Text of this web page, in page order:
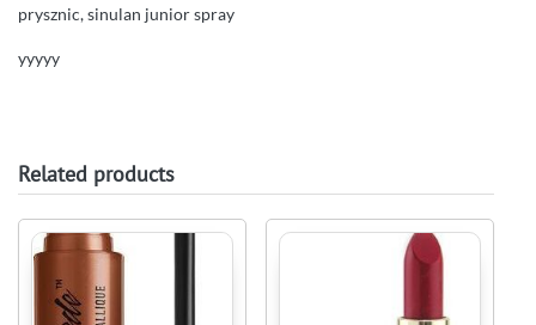
prysznic, sinulan junior spray
yyyyy
Related products